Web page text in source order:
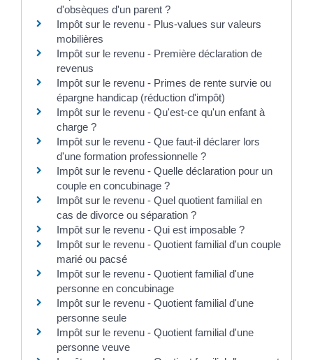
d'obsèques d'un parent ?
Impôt sur le revenu - Plus-values sur valeurs
mobilières
Impôt sur le revenu - Première déclaration de
revenus
Impôt sur le revenu - Primes de rente survie ou
épargne handicap (réduction d'impôt)
Impôt sur le revenu - Qu'est-ce qu'un enfant à
charge ?
Impôt sur le revenu - Que faut-il déclarer lors
d'une formation professionnelle ?
Impôt sur le revenu - Quelle déclaration pour un
couple en concubinage ?
Impôt sur le revenu - Quel quotient familial en
cas de divorce ou séparation ?
Impôt sur le revenu - Qui est imposable ?
Impôt sur le revenu - Quotient familial d'un couple
marié ou pacsé
Impôt sur le revenu - Quotient familial d'une
personne en concubinage
Impôt sur le revenu - Quotient familial d'une
personne seule
Impôt sur le revenu - Quotient familial d'une
personne veuve